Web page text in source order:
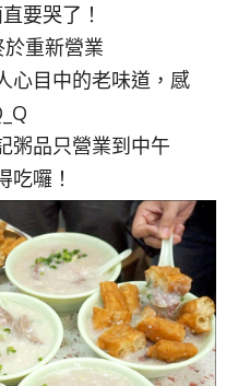
要哭了！
重新營業
心目中的老味道，感
粥品只營業到中午
吃囉！